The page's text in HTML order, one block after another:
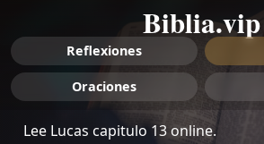
Biblia.vip
Reflexiones
Oraciones
Lee Lucas capitulo 13 online.